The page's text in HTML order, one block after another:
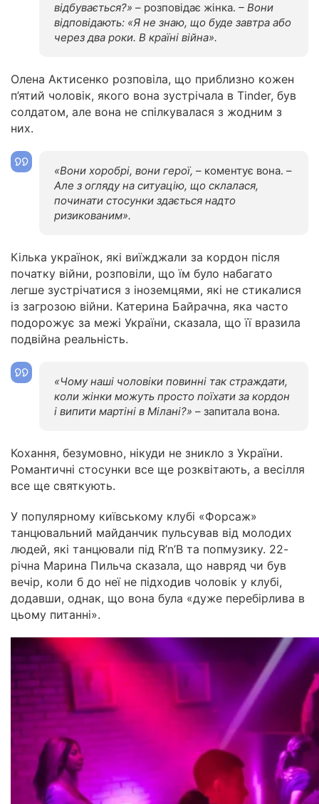
відбувається?» – розповідає жінка. – Вони
відповідають: «Я не знаю, що буде завтра або
через два роки. В країні війна».
Олена Актисенко розповіла, що приблизно кожен
п’ятий чоловік, якого вона зустрічала в Tinder, був
солдатом, але вона не спілкувалася з жодним з
них.
«Вони хоробрі, вони герої, – коментує вона. –
Але з огляду на ситуацію, що склалася,
починати стосунки здається надто
ризикованим».
Кілька українок, які виїжджали за кордон після
початку війни, розповіли, що їм було набагато
легше зустрічатися з іноземцями, які не стикалися
із загрозою війни. Катерина Байрачна, яка часто
подорожує за межі України, сказала, що її вразила
подвійна реальність.
«Чому наші чоловіки повинні так страждати,
коли жінки можуть просто поїхати за кордон
і випити мартіні в Мілані?» – запитала вона.
Кохання, безумовно, нікуди не зникло з України.
Романтичні стосунки все ще розквітають, а весілля
все ще святкують.
У популярному київському клубі «Форсаж»
танцювальний майданчик пульсував від молодих
людей, які танцювали під R’n’B та попмузику. 22-
річна Марина Пильча сказала, що навряд чи був
вечір, коли б до неї не підходив чоловік у клубі,
додавши, однак, що вона була «дуже перебірлива в
цьому питанні».